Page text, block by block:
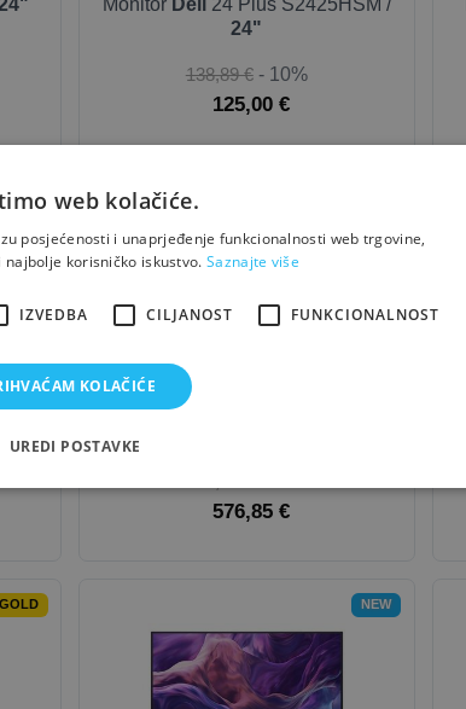
Monitor Dell
24 Plus S2425HSM /
24"
138,89 € - 10%
125,00 €
MonitorDell
576,85 €
NEW
web kolačiće.
posjećenosti i unaprjeđenje funkcionalnosti web trgovine,
korisničko iskustvo. Saznajte više
IZVEDBA CILJANOST FUNKCIONALNOST
KOLAČIĆE
UREDI POSTAVKE